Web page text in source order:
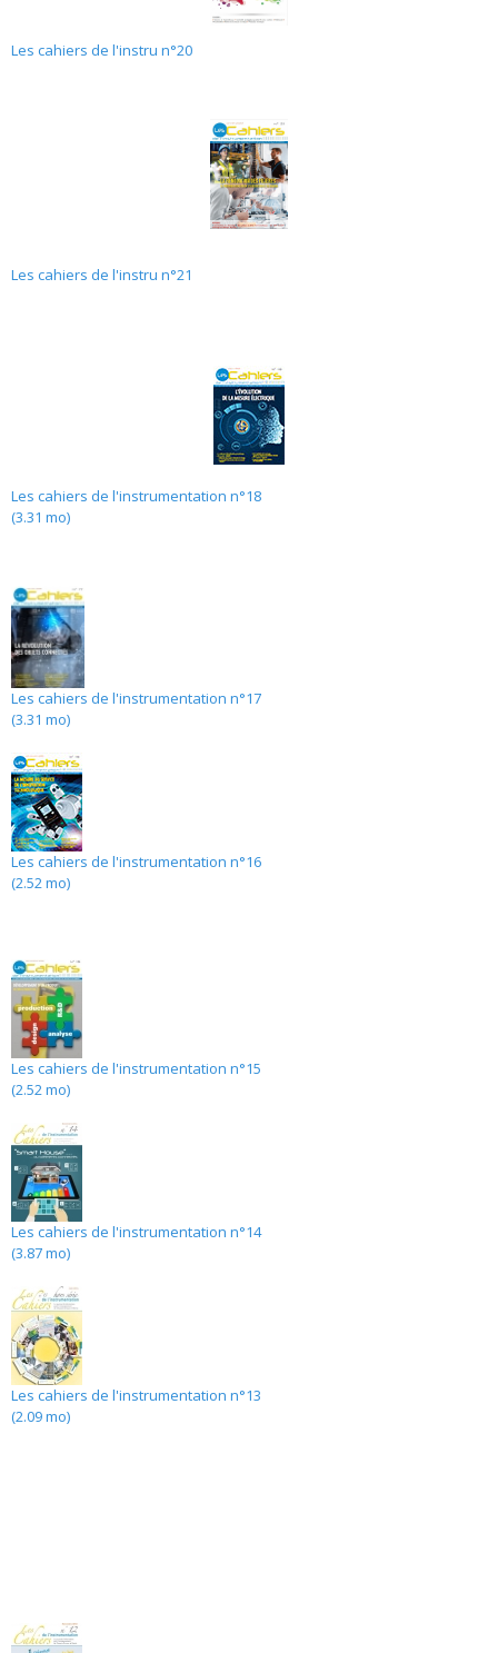
Les cahiers de l'instru n°20
Les cahiers de l'instru n°21
Les cahiers de l'instrumentation n°18
(3.31 mo)
Les cahiers de l'instrumentation n°17
(3.31 mo)
Les cahiers de l'instrumentation n°16
(2.52 mo)
Les cahiers de l'instrumentation n°15
(2.52 mo)
Les cahiers de l'instrumentation n°14
(3.87 mo)
Les cahiers de l'instrumentation n°13
(2.09 mo)